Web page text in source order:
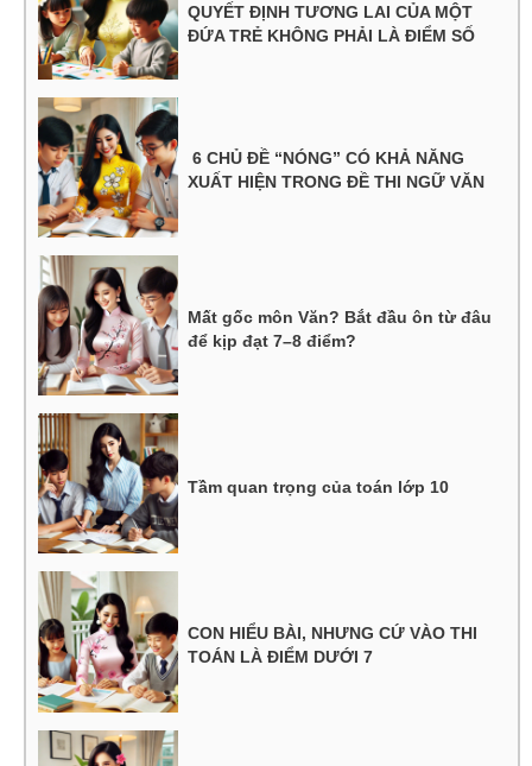
QUYẾT ĐỊNH TƯƠNG LAI CỦA MỘT
ĐỨA TRẺ KHÔNG PHẢI LÀ ĐIỂM SỐ
6 CHỦ ĐỀ “NÓNG” CÓ KHẢ NĂNG
XUẤT HIỆN TRONG ĐỀ THI NGỮ VĂN
Mất gốc môn Văn? Bắt đầu ôn từ đâu
để kịp đạt 7–8 điểm?
Tầm quan trọng của toán lớp 10
CON HIỂU BÀI, NHƯNG CỨ VÀO THI
TOÁN LÀ ĐIỂM DƯỚI 7